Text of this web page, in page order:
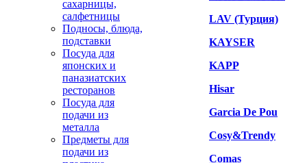
сахарницы,
салфетницы
Подносы, блюда,
подставки
Посуда для
японских и
паназиатских
ресторанов
Посуда для
подачи из
металла
Предметы для
подачи из
LAV (Турция)
KAYSER
KAPP
Hisar
Garcia De Pou
Cosy&Trendy
Comas